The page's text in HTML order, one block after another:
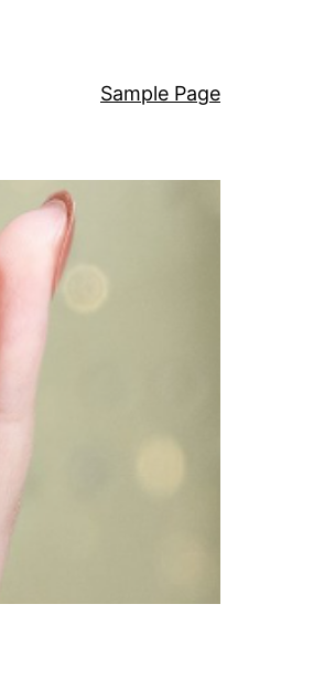
Sample Page